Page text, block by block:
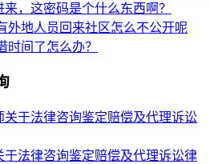
，这密码是个什么东西啊？
外地人员回来社区怎么不公开呢
时间了怎么办？
于法律咨询鉴定赔偿及代理诉讼律